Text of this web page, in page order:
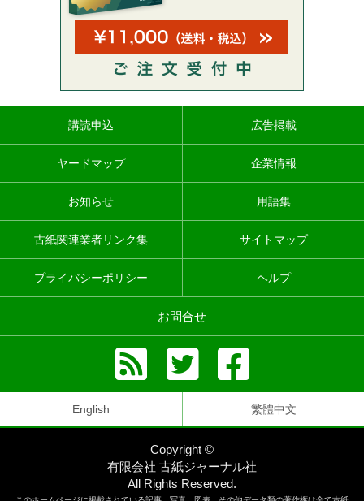
講読申込 広告掲載
ヤードマップ 企業情報
お知らせ 用語集
古紙関連業者リンク集 サイトマップ
プライバシーポリシー ヘルプ
お問合せ
English 繁體中文
Copyright ©
有限会社 古紙ジャーナル社
All Rights Reserved.